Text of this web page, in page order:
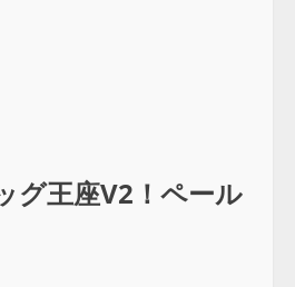
グ王座V2！ペール